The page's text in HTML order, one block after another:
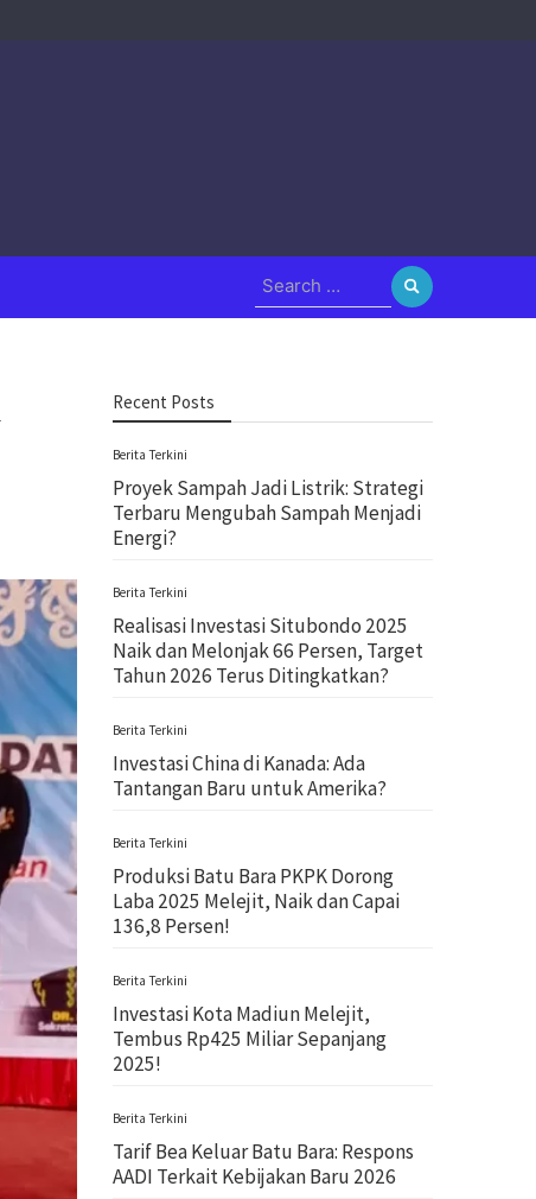
Search
for:
Recent Posts
Berita Terkini
Proyek Sampah Jadi Listrik: Strategi
Terbaru Mengubah Sampah Menjadi
Energi?
Berita Terkini
Realisasi Investasi Situbondo 2025
Naik dan Melonjak 66 Persen, Target
Tahun 2026 Terus Ditingkatkan?
Berita Terkini
Investasi China di Kanada: Ada
Tantangan Baru untuk Amerika?
Berita Terkini
Produksi Batu Bara PKPK Dorong
Laba 2025 Melejit, Naik dan Capai
136,8 Persen!
Berita Terkini
Investasi Kota Madiun Melejit,
Tembus Rp425 Miliar Sepanjang
2025!
Berita Terkini
Tarif Bea Keluar Batu Bara: Respons
AADI Terkait Kebijakan Baru 2026